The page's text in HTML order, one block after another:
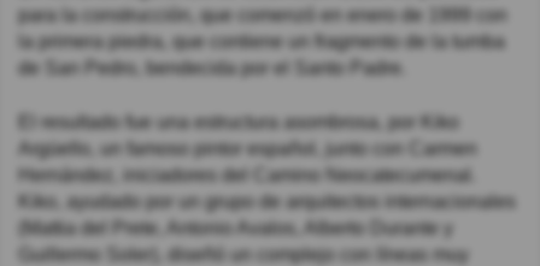
para la construcción, que comenzó en enero de 1999 con
la primera piedra, que contiene un fragmento de la tumba
de San Pedro, bendecida por el Santo Padre.
El resultado fue una estructura asombrosa, por Kiko
Argüello, un famoso pintor español, junto con Carmen
Hernández, iniciadores del Camino Neocatecumenal.
Kiko, ayudado por un grupo de arquitectos internacionales
(Mattia del Prete, Antonio Avalos, Alberto Durante y
Guillermo Soler), diseñó un complejo con líneas muy